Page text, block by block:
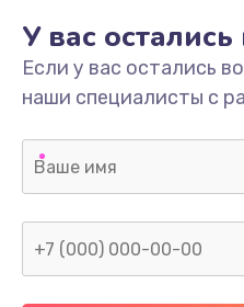
У вас
Если у вас остались
наши специалисты с